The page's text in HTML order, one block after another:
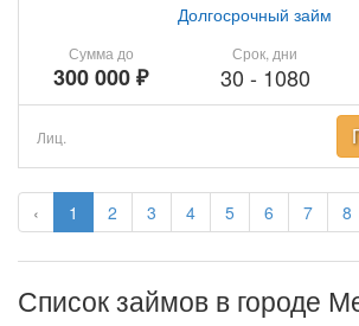
‹ 1 2 3 4 5 6 7 8
Сумма до
300 000 ₽
Долгосрочный займ
Срок, дни
30 - 1080
Лиц.
Список займов в городе